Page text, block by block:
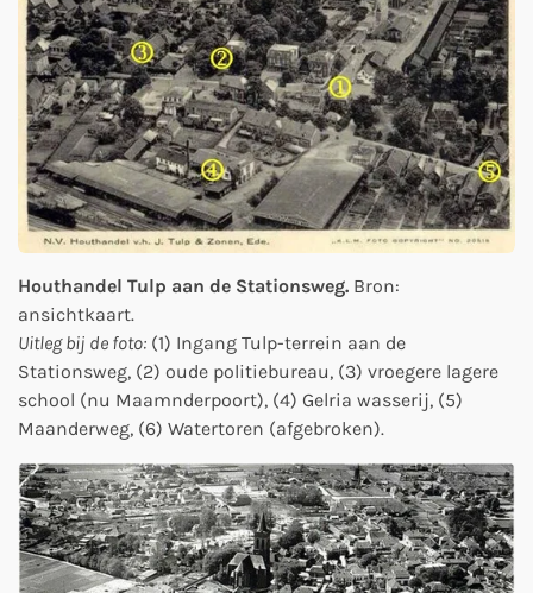
Houthandel Tulp aan de Stationsweg. Bron:
ansichtkaart.
Uitleg bij de foto: (1) Ingang Tulp-terrein aan de
Stationsweg, (2) oude politiebureau, (3) vroegere lagere
school (nu Maamnderpoort), (4) Gelria wasserij, (5)
Maanderweg, (6) Watertoren (afgebroken).